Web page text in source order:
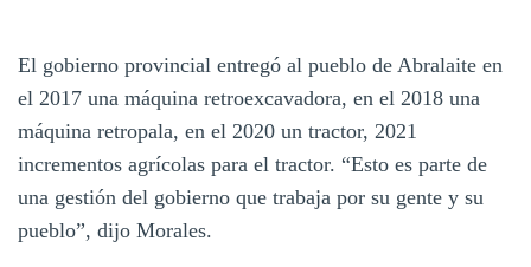
El gobierno provincial entregó al pueblo de Abralaite en
el 2017 una máquina retroexcavadora, en el 2018 una
máquina retropala, en el 2020 un tractor, 2021
incrementos agrícolas para el tractor. “Esto es parte de
una gestión del gobierno que trabaja por su gente y su
pueblo”, dijo Morales.